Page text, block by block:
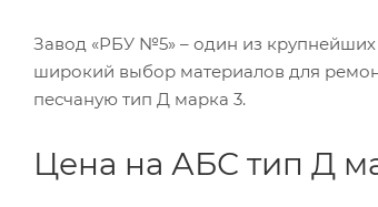
Завод «РБУ №5» – один из
широкий выбор материалов для
песчаную тип Д марка 3.
Цена на АБС тип Д